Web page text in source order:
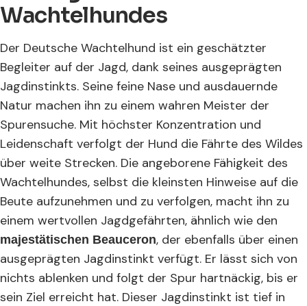
Wachtelhundes
Der Deutsche Wachtelhund ist ein geschätzter
Begleiter auf der Jagd, dank seines ausgeprägten
Jagdinstinkts. Seine feine Nase und ausdauernde
Natur machen ihn zu einem wahren Meister der
Spurensuche. Mit höchster Konzentration und
Leidenschaft verfolgt der Hund die Fährte des Wildes
über weite Strecken. Die angeborene Fähigkeit des
Wachtelhundes, selbst die kleinsten Hinweise auf die
Beute aufzunehmen und zu verfolgen, macht ihn zu
einem wertvollen Jagdgefährten, ähnlich wie den
majestätischen Beauceron, der ebenfalls über einen
ausgeprägten Jagdinstinkt verfügt. Er lässt sich von
nichts ablenken und folgt der Spur hartnäckig, bis er
sein Ziel erreicht hat. Dieser Jagdinstinkt ist tief in